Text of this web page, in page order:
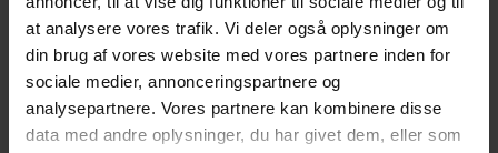
at analysere vores trafik. Vi deler også oplysninger om
din brug af vores website med vores partnere inden for
sociale medier, annonceringspartnere og
analysepartnere. Vores partnere kan kombinere disse
data med andre oplysninger, du har givet dem, eller som
mindeværdig og behagelig ferie i naturskønne omgivelser. Det er
det perfekte sted for familier eller grupper, der søger en ferie, hvor
aktiviteter og afslapning går hånd i hånd.
Ingen ungdomsgrupper. Rygning ikke tilladt.